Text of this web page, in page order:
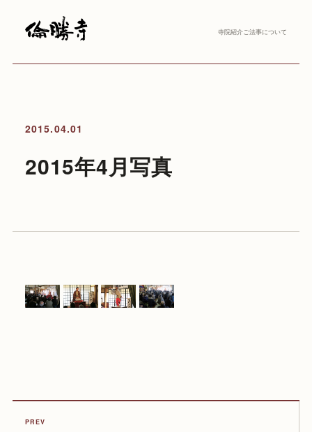
寺院紹介ご法事について
2015.04.01
2015年4月写真
PREV